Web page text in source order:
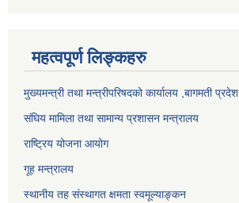
महत्वपूर्ण लिङ्कहरु
मुख्यमन्त्री तथा मन्त्रीपरिषदको कार्यालय ,बागमती प्रदेश
संघिय मामिला तथा सामान्य प्रशासन मन्त्रालय
राष्ट्रिय योजना आयोग
गूह मन्त्रालय
स्थानीय तह संस्थागत क्षमता स्वमूल्याङ्कन